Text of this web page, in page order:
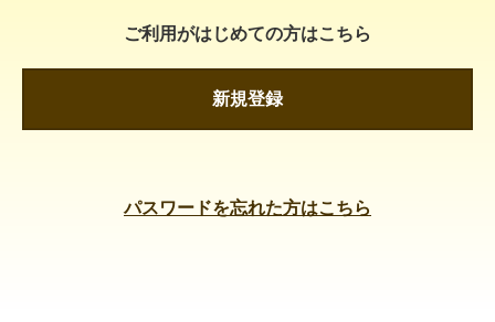
ご利用がはじめての方はこちら
新規登録
パスワードを忘れた方はこちら